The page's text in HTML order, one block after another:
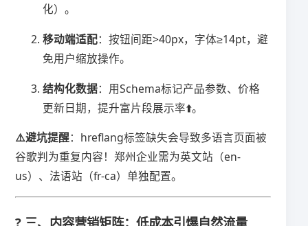
化）。
​移动端适配​​：按钮间距>40px，字体≥14pt，避
免用户缩放操作。
​结构化数据​​：用Schema标记产品参数、价格
更新日期，提升富片段展示率⬆️。
​⚠️避坑提醒​​：hreflang标签缺失会导致多语言页面被
谷歌判为重复内容！郑州企业需为英文站（en-
us）、法语站（fr-ca）单独配置。
? 三、内容营销矩阵：低成本引爆自然流量